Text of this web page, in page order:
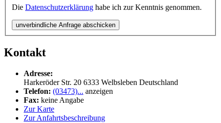
Die Datenschutzerklärung habe ich zur Kenntnis genommen.
unverbindliche Anfrage abschicken
Kontakt
Adresse:
Harkeröder Str. 20 6333 Welbsleben Deutschland
Telefon: (03473)... anzeigen
Fax: keine Angabe
Zur Karte
Zur Anfahrtsbeschreibung